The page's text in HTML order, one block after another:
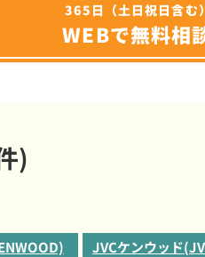
365日（土日祝日含む
WEBで無料相
)
JVCケンウッド